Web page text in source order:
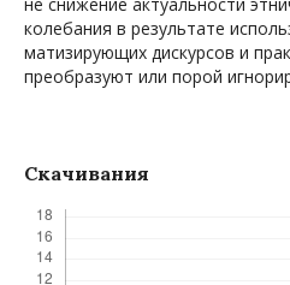
колебания в результате
матизирующих дискурсов и
преобразуют или порой
Скачивания